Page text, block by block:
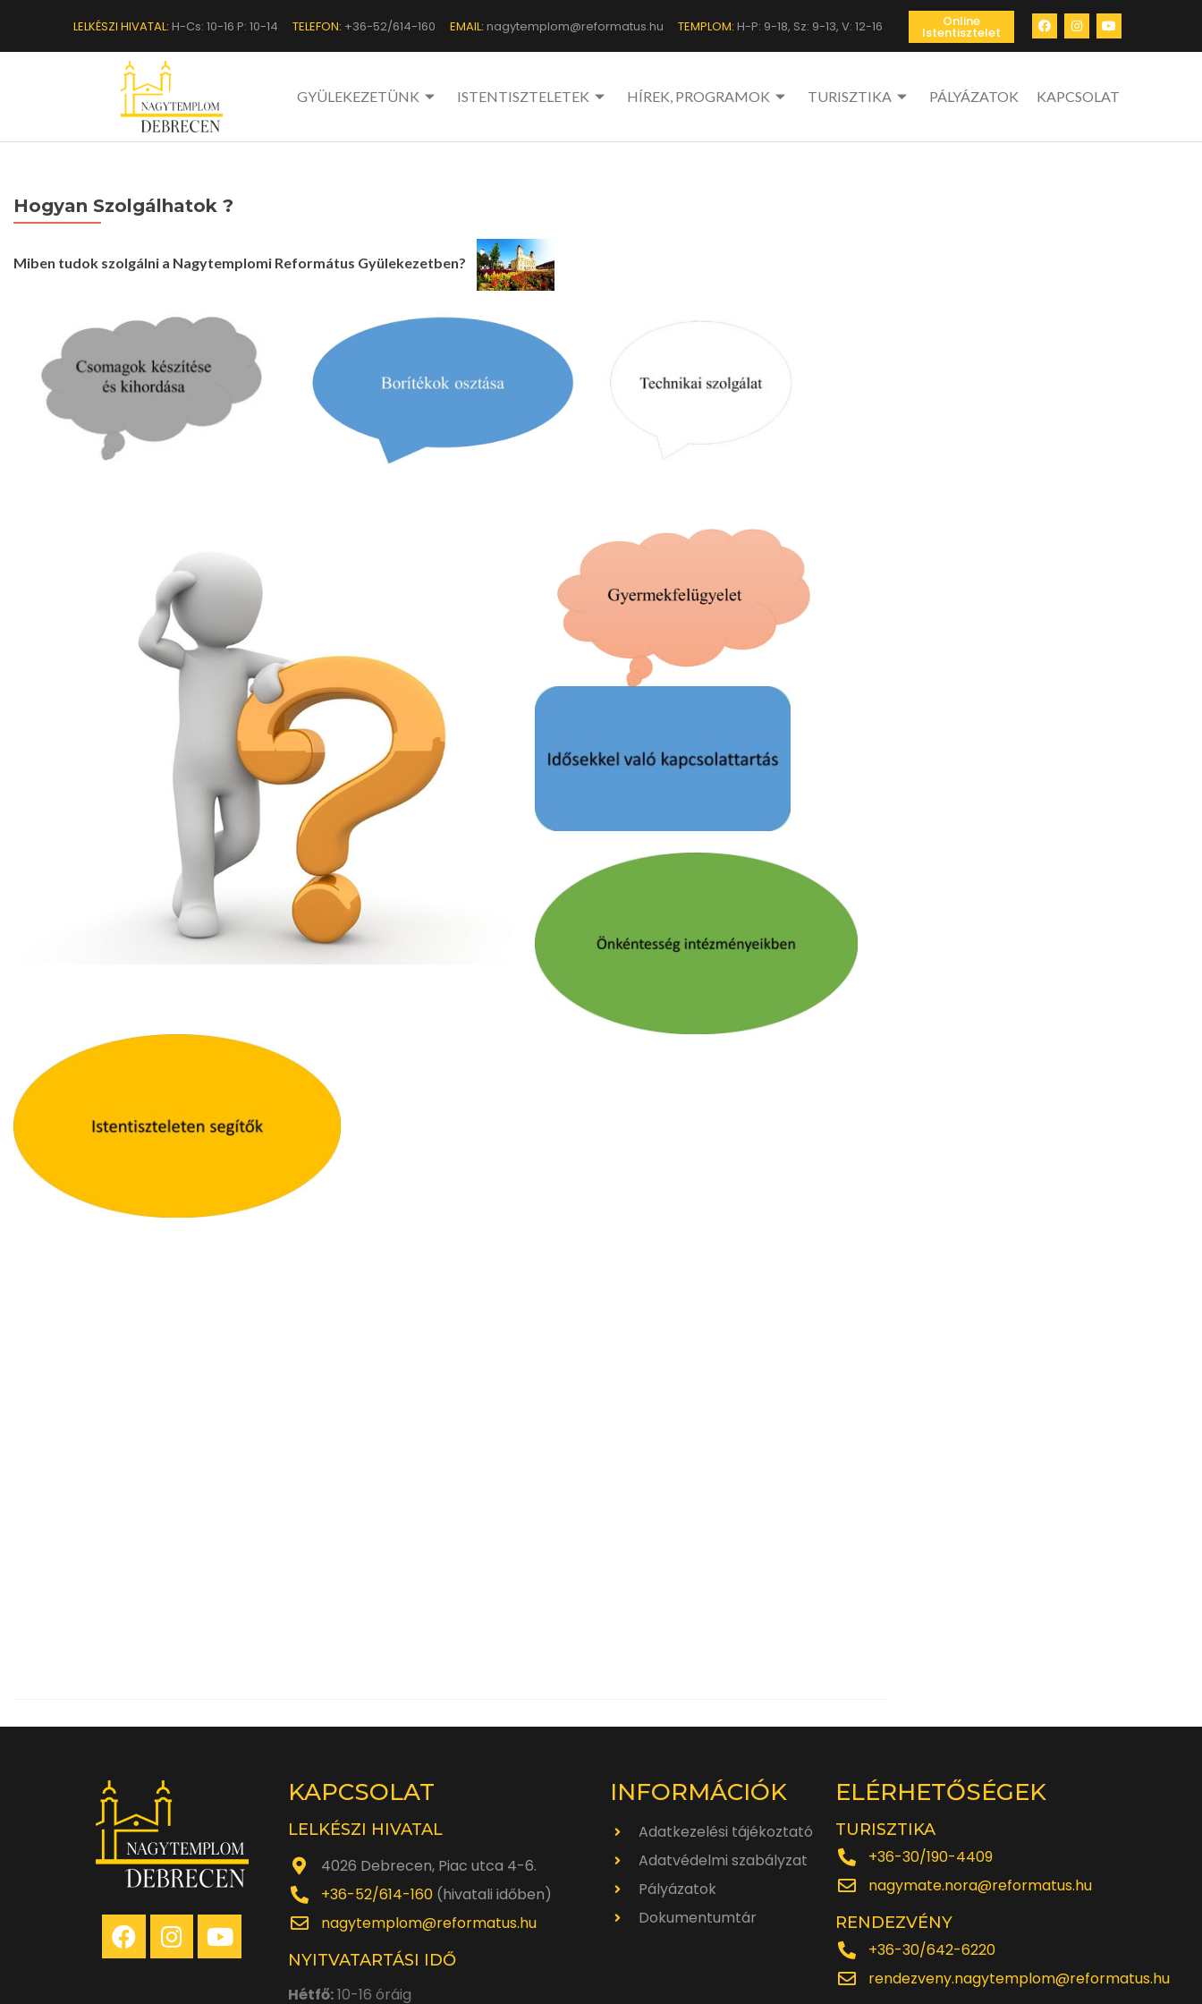
LELKÉSZI HIVATAL: H-Cs: 10-16 P: 10-14 TELEFON: +36-52/614-160 EMAIL: nagytemplom@reformatus.hu TEMPLOM: H-P: 9-18, Sz: 9-13, V: 12-16 Online
Istentisztelet
GYÜLEKEZETÜNK ISTENTISZTELETEK HÍREK, PROGRAMOK TURISZTIKA PÁLYÁZATOK KAPCSOLAT
Hogyan Szolgálhatok ?
Miben tudok szolgálni a Nagytemplomi Református Gyülekezetben?
KAPCSOLAT
LELKÉSZI HIVATAL
4026 Debrecen, Piac utca 4-6.
+36-52/614-160 (hivatali időben)
nagytemplom@reformatus.hu
NYITVATARTÁSI IDŐ
Hétfő:10-16 óráig
INFORMÁCIÓK
Adatkezelési tájékoztató
Adatvédelmi szabályzat
Pályázatok
Dokumentumtár
ELÉRHETŐSÉGEK
TURISZTIKA
+36-30/190-4409
nagymate.nora@reformatus.hu
RENDEZVÉNY
+36-30/642-6220
rendezveny.nagytemplom@reformatus.hu